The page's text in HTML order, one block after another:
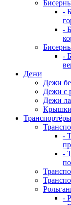
-
-
-
Дежи
Дежи
Дежи с
Дежи
-
-
-